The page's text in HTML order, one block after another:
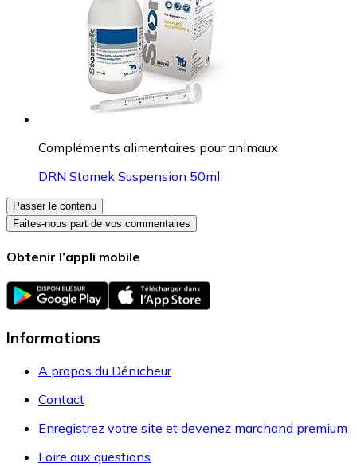
Compléments alimentaires pour animaux
DRN Stomek Suspension 50ml
Passer le contenu
Faites-nous part de vos commentaires
Obtenir l’appli mobile
Informations
A propos du Dénicheur
Contact
Enregistrez votre site et devenez marchand premium
Foire aux questions